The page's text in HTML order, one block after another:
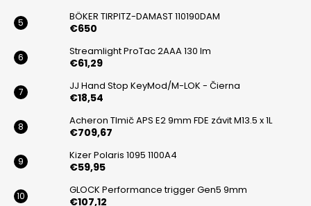
BÖKER TIRPITZ-DAMAST 110190DAM
€650
Streamlight ProTac 2AAA 130 lm
€61,29
JJ Hand Stop KeyMod/M-LOK - Čierna
€18,54
Acheron Tlmič APS E2 9mm FDE závit M13.5 x 1L
€709,67
Kizer Polaris 1095 1100A4
€59,95
GLOCK Performance trigger Gen5 9mm
€107,12